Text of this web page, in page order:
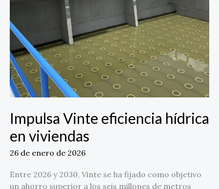
Impulsa Vinte eficiencia hídrica
en viviendas
26 de enero de 2026
Entre 2026 y 2030, Vinte se ha fijado como objetivo
un ahorro superior a los seis millones de metros